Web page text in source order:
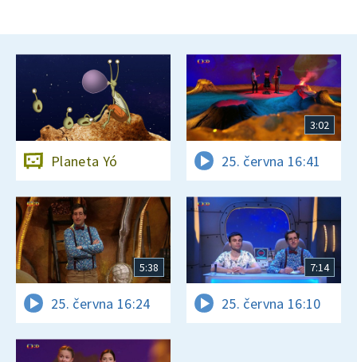
Planeta Yó
3:02
25. června 16:41
5:38
25. června 16:24
7:14
25. června 16:10